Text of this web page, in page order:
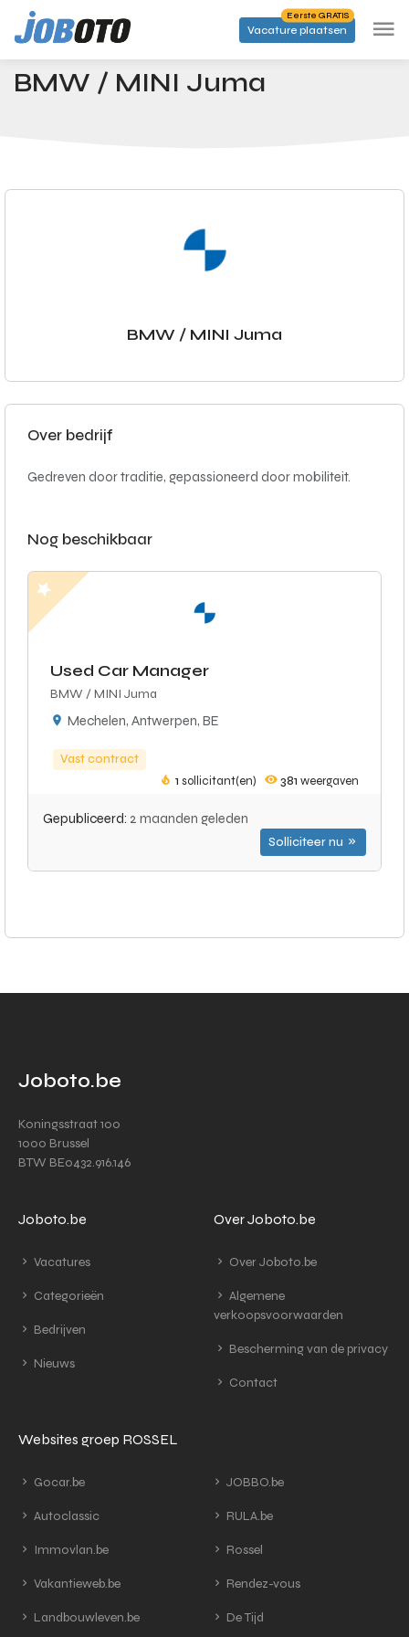
Skip to main content
Vacature plaatsen
Eerste GRATIS
Startpagina Bedrijven BMW / MINI Juma
BMW / MINI Juma
BMW / MINI Juma
Over bedrijf
Gedreven door traditie, gepassioneerd door mobiliteit.
Nog beschikbaar
Used Car Manager
BMW / MINI Juma
Mechelen, Antwerpen, BE
Vast contract
1 sollicitant(en) 381 weergaven
Gepubliceerd: 2 maanden geleden
Solliciteer nu
Joboto.be
Koningsstraat 100
1000 Brussel
BTW BE0432.916.146
Joboto.be
Vacatures
Categorieën
Bedrijven
Nieuws
Over Joboto.be
Over Joboto.be
Algemene
verkoopsvoorwaarden
Bescherming van de privacy
Contact
Websites groep ROSSEL
Gocar.be
Autoclassic
Immovlan.be
Vakantieweb.be
Landbouwleven.be
JOBBO.be
RULA.be
Rossel
Rendez-vous
De Tijd